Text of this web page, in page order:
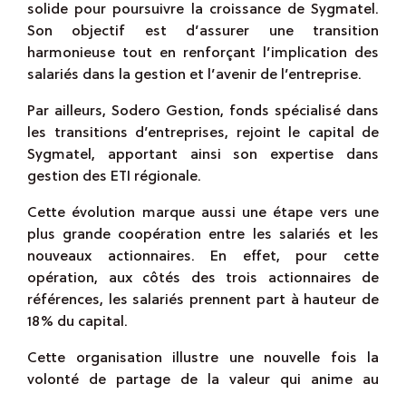
solide pour poursuivre la croissance de Sygmatel.
Son objectif est d’assurer une transition
harmonieuse tout en renforçant l’implication des
salariés dans la gestion et l’avenir de l’entreprise.
Par ailleurs, Sodero Gestion, fonds spécialisé dans
les transitions d’entreprises, rejoint le capital de
Sygmatel, apportant ainsi son expertise dans
gestion des ETI régionale.
Cette évolution marque aussi une étape vers une
plus grande coopération entre les salariés et les
nouveaux actionnaires. En effet, pour cette
opération, aux côtés des trois actionnaires de
références, les salariés prennent part à hauteur de
18% du capital.
Cette organisation illustre une nouvelle fois la
volonté de partage de la valeur qui anime au